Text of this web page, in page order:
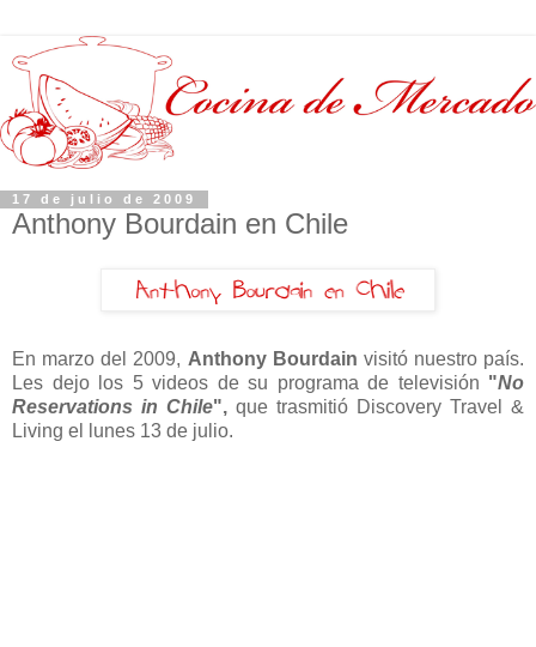
17 de julio de 2009
Anthony Bourdain en Chile
En marzo del 2009, Anthony Bourdain visitó nuestro país.
Les dejo los 5 videos de su programa de televisión "No
Reservations in Chile", que trasmitió Discovery Travel &
Living el lunes 13 de julio.